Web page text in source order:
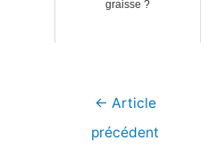
graisse ?
Navigation
← Article
précédent